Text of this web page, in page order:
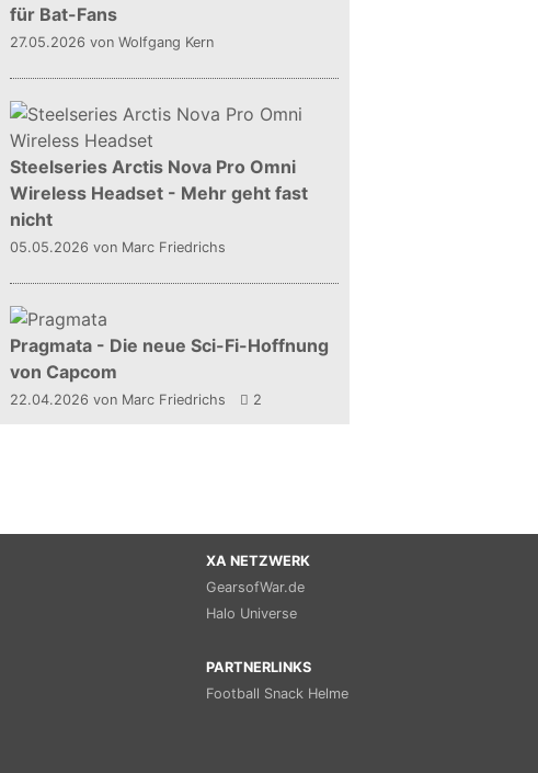
für Bat-Fans
27.05.2026 von Wolfgang Kern
Steelseries Arctis Nova Pro Omni
Wireless Headset - Mehr geht fast
nicht
05.05.2026 von Marc Friedrichs
Pragmata - Die neue Sci-Fi-Hoffnung
von Capcom
22.04.2026 von Marc Friedrichs 2
XA NETZWERK
GearsofWar.de
Halo Universe
PARTNERLINKS
Football Snack Helme